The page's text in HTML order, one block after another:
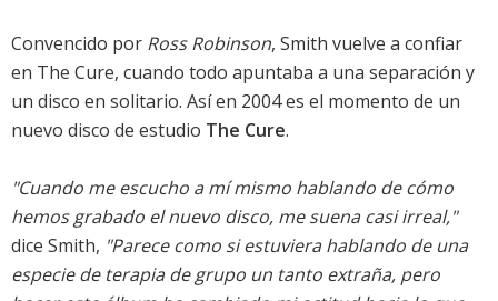
Convencido por Ross Robinson, Smith vuelve a confiar
en The Cure, cuando todo apuntaba a una separación y
un disco en solitario. Así en 2004 es el momento de un
nuevo disco de estudio The Cure.
"Cuando me escucho a mí mismo hablando de cómo
hemos grabado el nuevo disco, me suena casi irreal,"
dice Smith, "Parece como si estuviera hablando de una
especie de terapia de grupo un tanto extraña, pero